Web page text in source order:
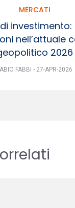
MERCATI
investimento:
nell’attuale
2026
FABBI - 27-APR-2026